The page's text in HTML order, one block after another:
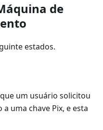
de
estados.
um usuário solicitou
uma chave Pix, e esta